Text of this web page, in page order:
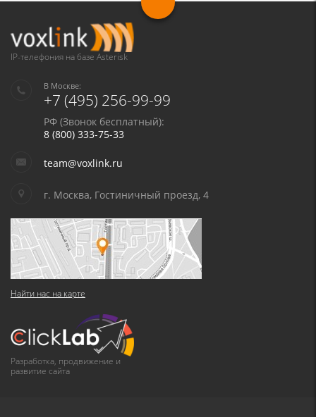
Я даю согласие на обработку моих персональных данных для связи
в соответствии с Политикой в отношении обработки персональных
данныхи Политикой конфиденциальности
IP-телефония на базе Asterisk
В Москве:
+7 (495) 256-99-99
РФ (Звонок бесплатный):
8 (800) 333-75-33
team@voxlink.ru
г. Москва, Гостиничный проезд, 4
Найти нас на карте
Разработка, продвижение и
развитие сайта